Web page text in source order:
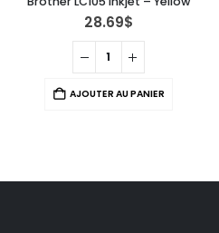
28.69$
AJOUTER AU PANIER